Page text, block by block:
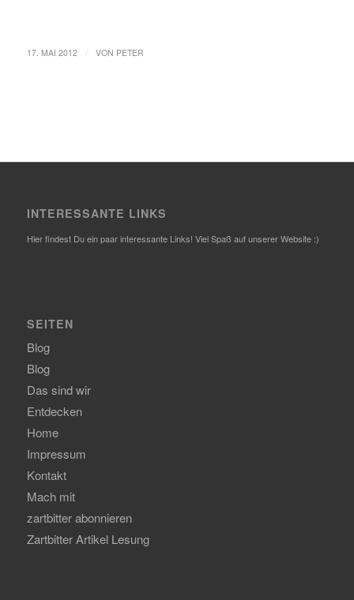
17. MAI 2012 VON PETER
INTERESSANTE LINKS
Hier findest Du ein paar interessante Links! Viel Spaß auf unserer Website :)
SEITEN
Blog
Blog
Das sind wir
Entdecken
Home
Impressum
Kontakt
Mach mit
zartbitter abonnieren
Zartbitter Artikel Lesung